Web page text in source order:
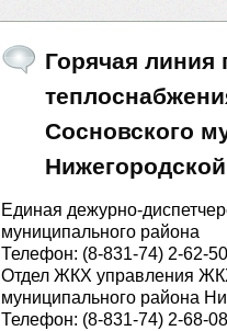
Горячая
Сосновского
Единая дежурно-
муниципального района
Телефон: (8-831-74) 2-62-50
Отдел ЖКХ управления
муниципального района
Телефон: (8-831-74) 2-68-